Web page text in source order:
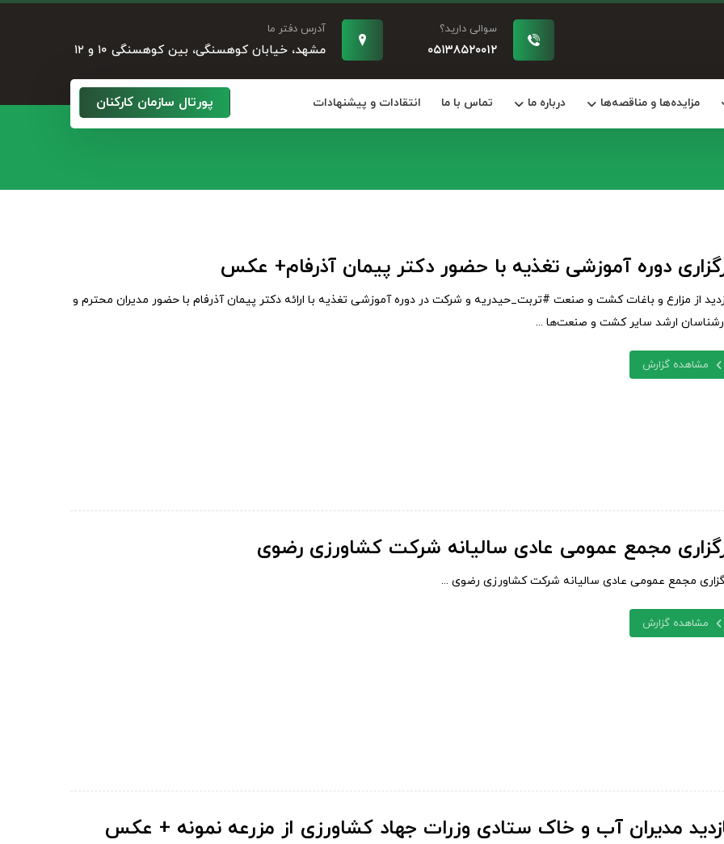
آدرس دفتر ما
مشهد، خیابان کوهسنگی، بین کوهسنگی ۱۰ و ۱۲
سوالی دارید؟
۰۵۱۳۸۵۲۰۰۱۲
مزایده‌ها و مناقصه‌ها درباره ما تماس با ما انتقادات و پیشنهادات پورتال سازمان کارکنان
دوره آموزشی تغذیه با حضور دکتر پیمان آذرفام+ عکس
از مزارع و باغات کشت و صنعت #تربت_حیدریه و شرکت در دوره آموزشی تغذیه با ارائه دکتر پیمان آذرفام با حضور مدیران محترم و
ارشد سایر کشت و صنعت‌ها ...
مشاهده گزارش
مجمع عمومی عادی سالیانه شرکت کشاورزی رضوی
مجمع عمومی عادی سالیانه شرکت کشاورزی رضوی ...
مشاهده گزارش
مدیران آب و خاک ستادی وزرات جهاد کشاورزی از مزرعه نمونه + عکس